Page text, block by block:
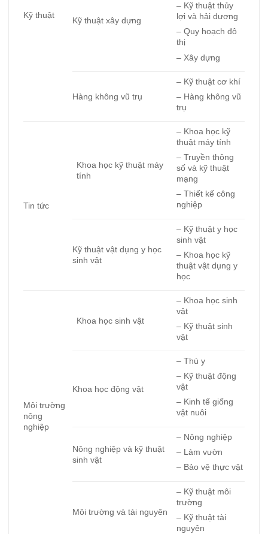
Kỹ thuật
Kỹ thuật xây dựng
– Kỹ thuật thủy
lợi và hải dương
– Quy hoạch đô
thị
– Xây dựng
Hàng không vũ trụ
– Kỹ thuật cơ khí
– Hàng không vũ
trụ
Tin tức
Khoa học kỹ thuật máy
tính
– Khoa học kỹ
thuật máy tính
– Truyền thông
số và kỹ thuật
mạng
– Thiết kế công
nghiệp
Kỹ thuật vật dụng y học
sinh vật
– Kỹ thuật y học
sinh vật
– Khoa học kỹ
thuật vật dụng y
học
Môi trường
nông
nghiệp
Khoa học sinh vật
– Khoa học sinh
vật
– Kỹ thuật sinh
vật
Khoa học động vật
– Thú y
– Kỹ thuật động
vật
– Kinh tế giống
vật nuôi
Nông nghiệp và kỹ thuật
sinh vật
– Nông nghiệp
– Làm vườn
– Bảo vệ thực vật
Môi trường và tài nguyên
– Kỹ thuật môi
trường
– Kỹ thuật tài
nguyên